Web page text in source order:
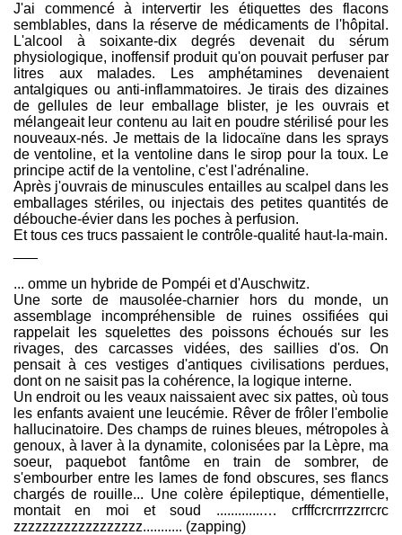
J'ai commencé à intervertir les étiquettes des flacons
semblables, dans la réserve de médicaments de l'hôpital.
L'alcool à soixante-dix degrés devenait du sérum
physiologique, inoffensif produit qu'on pouvait perfuser par
litres aux malades. Les amphétamines devenaient
antalgiques ou anti-inflammatoires. Je tirais des dizaines
de gellules de leur emballage blister, je les ouvrais et
mélangeait leur contenu au lait en poudre stérilisé pour les
nouveaux-nés. Je mettais de la lidocaïne dans les sprays
de ventoline, et la ventoline dans le sirop pour la toux. Le
principe actif de la ventoline, c'est l'adrénaline.
Après j'ouvrais de minuscules entailles au scalpel dans les
emballages stériles, ou injectais des petites quantités de
débouche-évier dans les poches à perfusion.
Et tous ces trucs passaient le contrôle-qualité haut-la-main.
... omme un hybride de Pompéi et d'Auschwitz.
Une sorte de mausolée-charnier hors du monde, un
assemblage incompréhensible de ruines ossifiées qui
rappelait les squelettes des poissons échoués sur les
rivages, des carcasses vidées, des saillies d'os. On
pensait à ces vestiges d'antiques civilisations perdues,
dont on ne saisit pas la cohérence, la logique interne.
Un endroit ou les veaux naissaient avec six pattes, où tous
les enfants avaient une leucémie. Rêver de frôler l'embolie
hallucinatoire. Des champs de ruines bleues, métropoles à
genoux, à laver à la dynamite, colonisées par la Lèpre, ma
soeur, paquebot fantôme en train de sombrer, de
s'embourber entre les lames de fond obscures, ses flancs
chargés de rouille... Une colère épileptique, démentielle,
montait en moi et soud .............… crfffcrcrrrzzrrcrc
zzzzzzzzzzzzzzzzzz........... (zapping)